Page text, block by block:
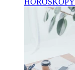
HOROSKOPY